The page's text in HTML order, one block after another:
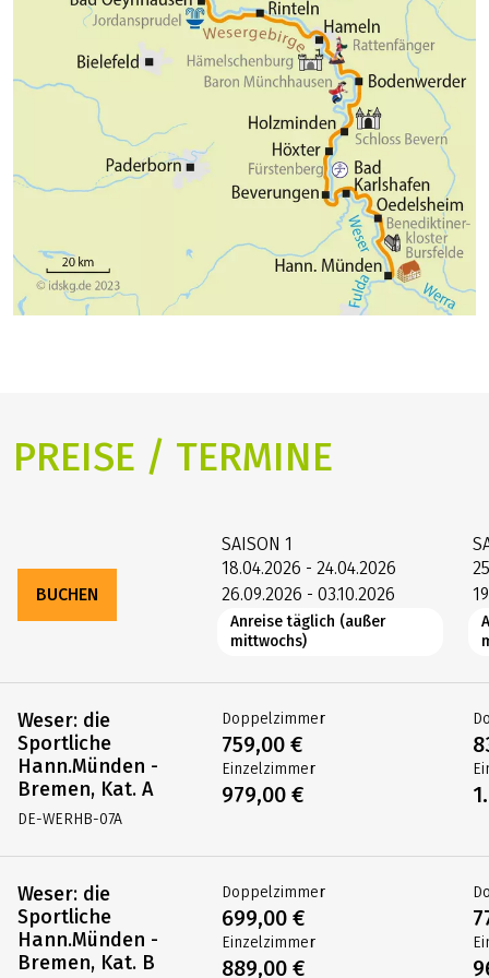
PREISE / TERMINE
BUCHEN
Weser: die
Sportliche
Hann.Münden -
Bremen, Kat. A
DE-WERHB-07A
Weser: die
Sportliche
Hann.Münden -
Bremen, Kat. B
SAISON 1
18.04.2026 - 24.04.2026
26.09.2026 - 03.10.2026
Anreise täglich (außer
mittwochs)
Doppelzimmer
759,00 €
Einzelzimmer
979,00 €
Doppelzimmer
699,00 €
Einzelzimmer
889,00 €